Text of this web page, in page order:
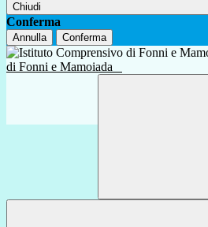
Chiudi
Conferma
Annulla Conferma
di Fonni e Mamoiada